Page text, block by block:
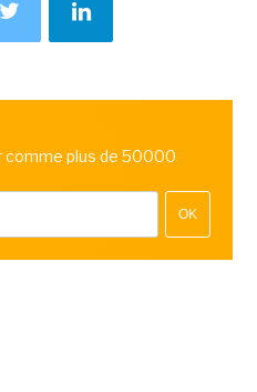
plus de 50000
OK